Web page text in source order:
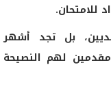
للامتحان.
بل تجد أشهر
مقدمين لهم النصيحة